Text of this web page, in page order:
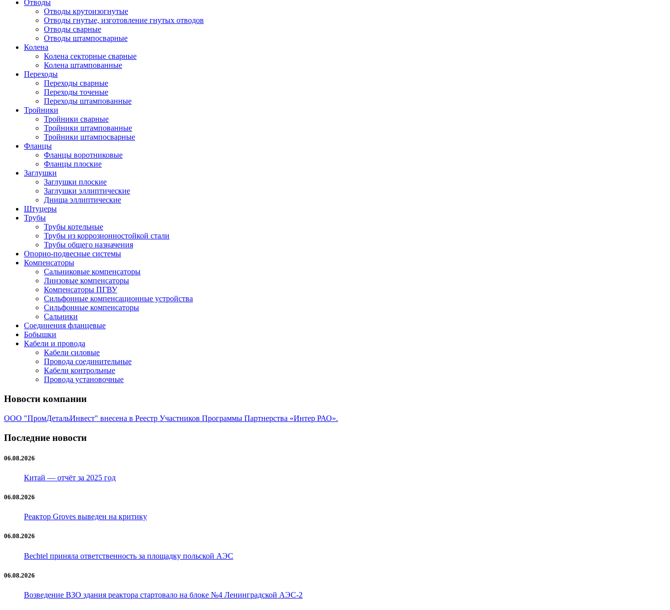
Отводы
Отводы крутоизогнутые
Отводы гнутые, изготовление гнутых отводов
Отводы сварные
Отводы штампосварные
Колена
Колена секторные сварные
Колена штампованные
Переходы
Переходы сварные
Переходы точеные
Переходы штампованные
Тройники
Тройники сварные
Тройники штампованные
Тройники штампосварные
Фланцы
Фланцы воротниковые
Фланцы плоские
Заглушки
Заглушки плоские
Заглушки эллиптические
Днища эллиптические
Штуцеры
Трубы
Трубы котельные
Трубы из коррозионностойкой стали
Трубы общего назначения
Опорно-подвесные системы
Компенсаторы
Сальниковые компенсаторы
Линзовые компенсаторы
Компенсаторы ПГВУ
Сильфонные компенсационные устройства
Сильфонные компенсаторы
Сальники
Соединения фланцевые
Бобышки
Кабели и провода
Кабели силовые
Провода соединительные
Кабели контрольные
Провода установочные
Новости компании
ООО "ПромДетальИнвест" внесена в Реестр Участников Программы Партнерства «Интер РАО».
Последние новости
06.08.2026
Китай — отчёт за 2025 год
06.08.2026
Реактор Groves выведен на критику
06.08.2026
Bechtel приняла ответственность за площадку польской АЭС
06.08.2026
Возведение ВЗО здания реактора стартовало на блоке №4 Ленинградской АЭС-2